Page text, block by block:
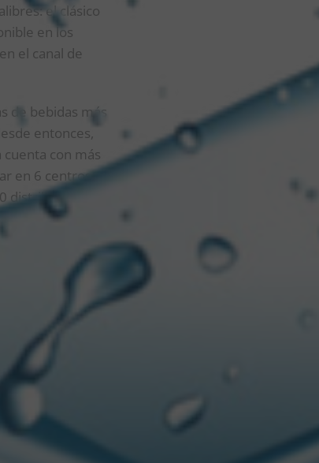
el clásico
en los
el canal de
bebidas más
entonces,
con más
en 6 centros
distribuidores
en
el año con un
2022. Los
de
una
días. Hoy
Él y